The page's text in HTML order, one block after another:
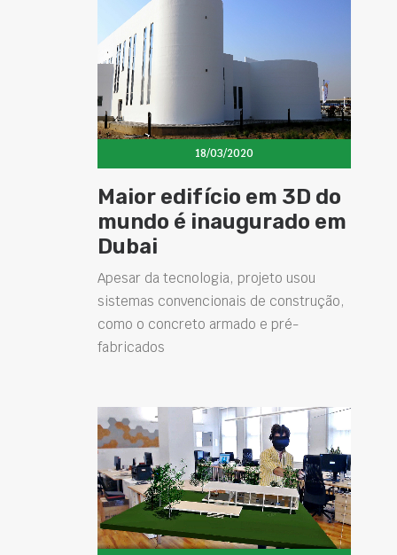
18/03/2020
Maior edifício em 3D do
mundo é inaugurado em
Dubai
Apesar da tecnologia, projeto usou
sistemas convencionais de construção,
como o concreto armado e pré-
fabricados